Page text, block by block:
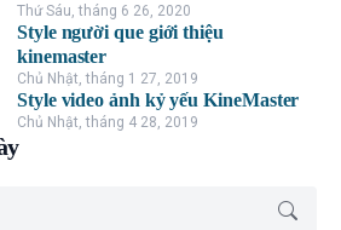
Thứ Sáu, tháng 6 26, 2020
Style người que giới thiệu
kinemaster
Chủ Nhật, tháng 1 27, 2019
Style video ảnh kỷ yếu KineMaster
Chủ Nhật, tháng 4 28, 2019